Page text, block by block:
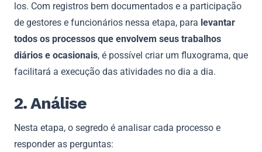
los. Com registros bem documentados e a participação
de gestores e funcionários nessa etapa, para levantar
todos os processos que envolvem seus trabalhos
diários e ocasionais, é possível criar um fluxograma, que
facilitará a execução das atividades no dia a dia.
2. Análise
Nesta etapa, o segredo é analisar cada processo e
responder as perguntas: